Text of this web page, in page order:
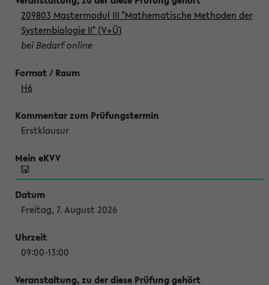
209803 Mastermodul III "Mathematische Methoden der
Systembiologie II" (V+Ü)
bei Bedarf online
H6
Erstklausur
Freitag, 7. August 2026
09:00-13:00